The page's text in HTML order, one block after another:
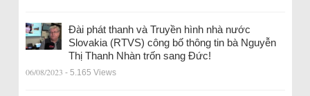
Đài phát thanh và Truyền hình nhà nước
Slovakia (RTVS) công bố thông tin bà Nguyễn
Thị Thanh Nhàn trốn sang Đức!
06/08/2023 - 5.165 Views